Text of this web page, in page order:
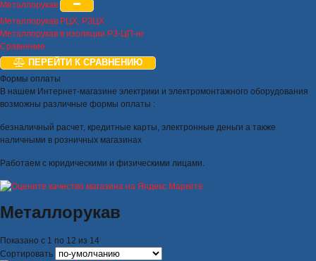
Металлорукав
Металлорукав РЦХ, РЗЦХ
Металлорукав в изоляции РЗ-ЦП-нг
Сравнение
ПЕРЕЙТИ К СРАВНЕНИЮ
Формы оплаты
В нашем Интернет-магазине электрики и электромонтажного оборудования
возможны различные формы оплаты :
безналичный расчет, кредитные карты, электронные деньги а также
наличными в розничных магазинах
Работаем с юридическими и физическими лицами.
Металлорукав
Показано с 1 по 12 из 14
Сортировать